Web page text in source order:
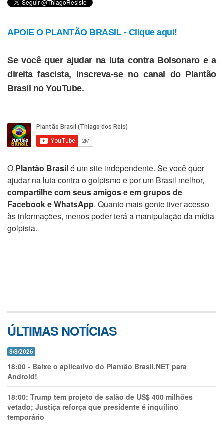
APOIE O PLANTÃO BRASIL - Clique aqui!
Se você quer ajudar na luta contra Bolsonaro e a
direita fascista, inscreva-se no canal do Plantão
Brasil no YouTube.
O Plantão Brasilé um site independente. Se você quer
ajudar na luta contra o golpismo e por um Brasil melhor,
compartilhe com seus amigos e em grupos de
Facebook e WhatsApp. Quanto mais gente tiver acesso
às informações, menos poder terá a manipulação da mídia
golpista.
ÚLTIMAS NOTÍCIAS
8/8/2026
18:00 - Baixe o aplicativo do Plantão Brasil.NET para
Android!
18:00: Trump tem projeto de salão de US$ 400 milhões
vetado; Justiça reforça que presidente é inquilino
temporário